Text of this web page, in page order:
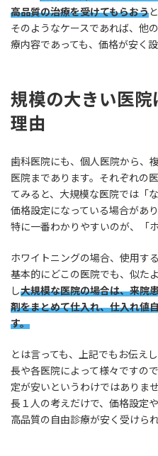
高品質の治療を受けてもらおう
そのようなケースであれば、他
療内容であっても、価格が安く
規模の大きい医
理由
歯科医院にも、個人医院から、
医院まであります。それぞれの
てみると、大規模な医院では「
価格設定になっている場合があり
特に一番わかりやすいのが、「
ホワイトニングの場合、使用す
基本的にどこの医院でも、似た
し大規模な医院の場合は、来院
剤をまとめて仕入れ、仕入れ値
す。
とは言っても、上記でもお伝え
長や各医院によって様々ですの
定が安いというわけではありま
長１人の考えだけで、価格設定
高品質の自由診療が安く受けら